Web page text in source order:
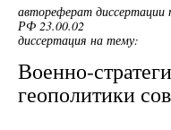
автореферат диссертации
РФ 23.00.02
диссертация на тему:
Военно-
геополитики